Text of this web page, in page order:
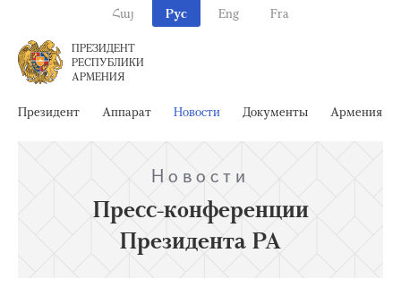
Հայ Рус Eng Fra
ПРЕЗИДЕНТ
РЕСПУБЛИКИ
АРМЕНИЯ
Президент Аппарат Новости Документы Армения
Новости
Пресс-конференции
Президента РА